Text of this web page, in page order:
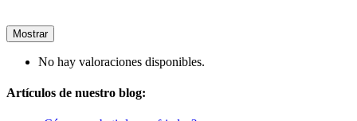
Mostrar
No hay valoraciones disponibles.
Artículos de nuestro blog: